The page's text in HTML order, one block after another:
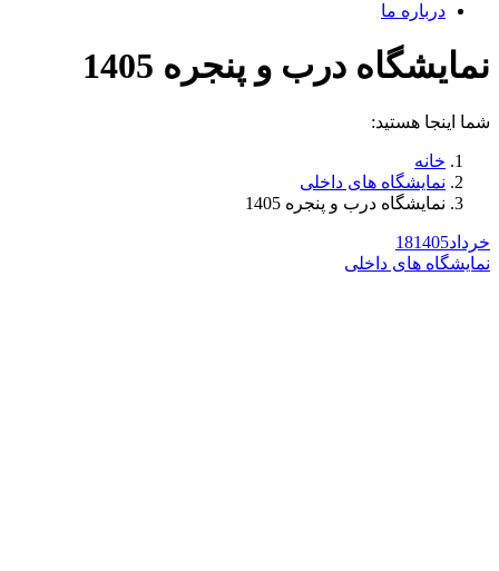
درباره ما
نمایشگاه درب و پنجره 1405
شما اینجا هستید:
خانه
نمایشگاه های داخلی
نمایشگاه درب و پنجره 1405
خرداد 181405
نمایشگاه های داخلی